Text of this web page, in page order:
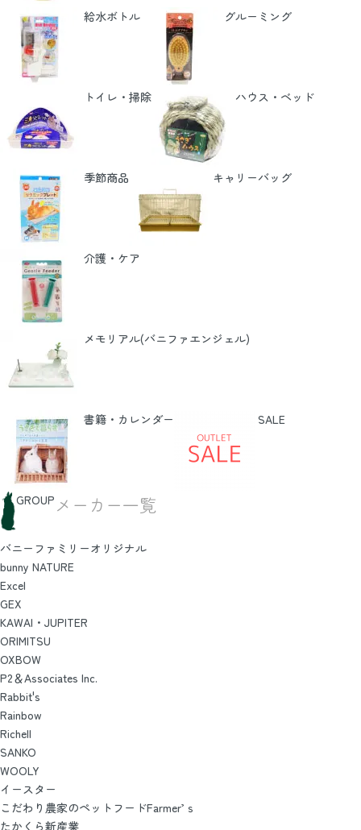
給水ボトル グルーミング
トイレ・掃除 ハウス・ベッド
季節商品 キャリーバッグ
介護・ケア
メモリアル(バニファエンジェル)
書籍・カレンダー SALE
GROUP メーカー一覧
バニーファミリーオリジナル
bunny NATURE
Excel
GEX
KAWAI・JUPITER
ORIMITSU
OXBOW
P2＆Associates Inc.
Rabbit's
Rainbow
Richell
SANKO
WOOLY
イースター
こだわり農家のペットフードFarmer’ｓ
たかくら新産業